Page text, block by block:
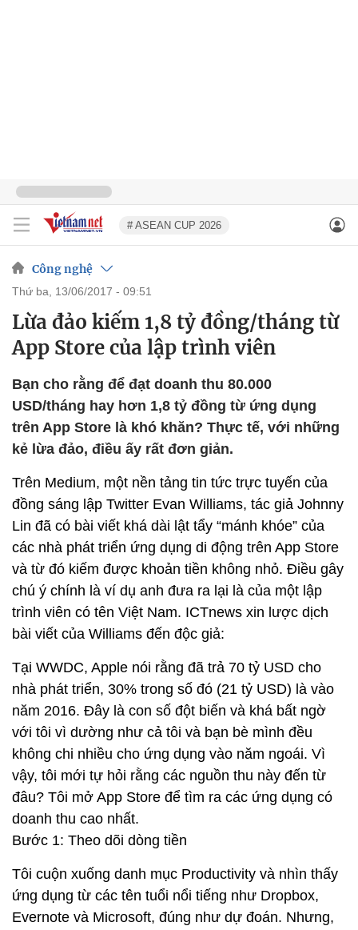
# ASEAN CUP 2026
Công nghệ
thứ ba, 13/06/2017 - 09:51
Lừa đảo kiếm 1,8 tỷ đồng/tháng từ
App Store của lập trình viên
Bạn cho rằng để đạt doanh thu 80.000
USD/tháng hay hơn 1,8 tỷ đồng từ ứng dụng
trên App Store là khó khăn? Thực tế, với những
kẻ lừa đảo, điều ấy rất đơn giản.
Trên Medium, một nền tảng tin tức trực tuyến của
đồng sáng lập Twitter Evan Williams, tác giả Johnny
Lin đã có bài viết khá dài lật tẩy “mánh khóe” của
các nhà phát triển ứng dụng di động trên App Store
và từ đó kiếm được khoản tiền không nhỏ. Điều gây
chú ý chính là ví dụ anh đưa ra lại là của một lập
trình viên có tên Việt Nam. ICTnews xin lược dịch
bài viết của Williams đến độc giả:
Tại WWDC, Apple nói rằng đã trả 70 tỷ USD cho
nhà phát triển, 30% trong số đó (21 tỷ USD) là vào
năm 2016. Đây là con số đột biến và khá bất ngờ
với tôi vì dường như cả tôi và bạn bè mình đều
không chi nhiều cho ứng dụng vào năm ngoái. Vì
vậy, tôi mới tự hỏi rằng các nguồn thu này đến từ
đâu? Tôi mở App Store để tìm ra các ứng dụng có
doanh thu cao nhất.
Bước 1: Theo dõi dòng tiền
Tôi cuộn xuống danh mục Productivity và nhìn thấy
ứng dụng từ các tên tuổi nổi tiếng như Dropbox,
Evernote và Microsoft, đúng như dự đoán. Nhưng,